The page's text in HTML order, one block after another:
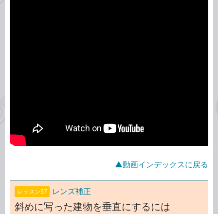
▲動画インデックスに戻る
レッスン57 レンズ補正
斜めに写った建物を垂直にするには